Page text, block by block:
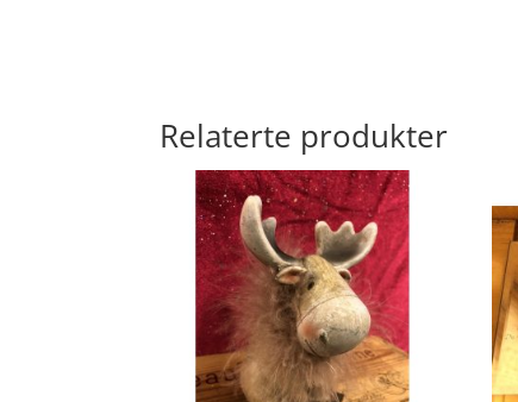
Relaterte produkter